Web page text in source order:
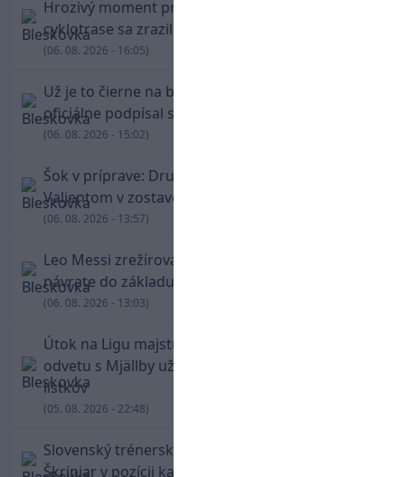
Hrozivý moment pre Zdena Cháru! Na
cyklotrase sa zrazil s bežcom
(06. 08. 2026 - 16:05)
Už je to čierne na bielom: Mohamed Salah
oficiálne podpísal s Trabzonsporom
(06. 08. 2026 - 15:02)
Šok v príprave: Druholigová Mallorca s
Valjentom v zostave zdolala PSG
(06. 08. 2026 - 13:57)
Leo Messi zrežíroval obrat Interu Miami, pri
návrate do základu strelil dva góly
(06. 08. 2026 - 13:03)
Útok na Ligu majstrov láka! Slovan hlási na
odvetu s Mjällby už viac ako 13-tisíc predaných
lístkov
(05. 08. 2026 - 22:48)
Slovenský trénerský súboj pre Borbélyho,
Škriniar v pozícii kapitána potiahol Fenerbahce